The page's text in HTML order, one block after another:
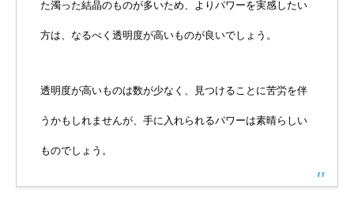
た濁った結晶のものが多いため、よりパワーを実感したい
方は、なるべく透明度が高いものが良いでしょう。
透明度が高いものは数が少なく、見つけることに苦労を伴
うかもしれませんが、手に入れられるパワーは素晴らしい
ものでしょう。